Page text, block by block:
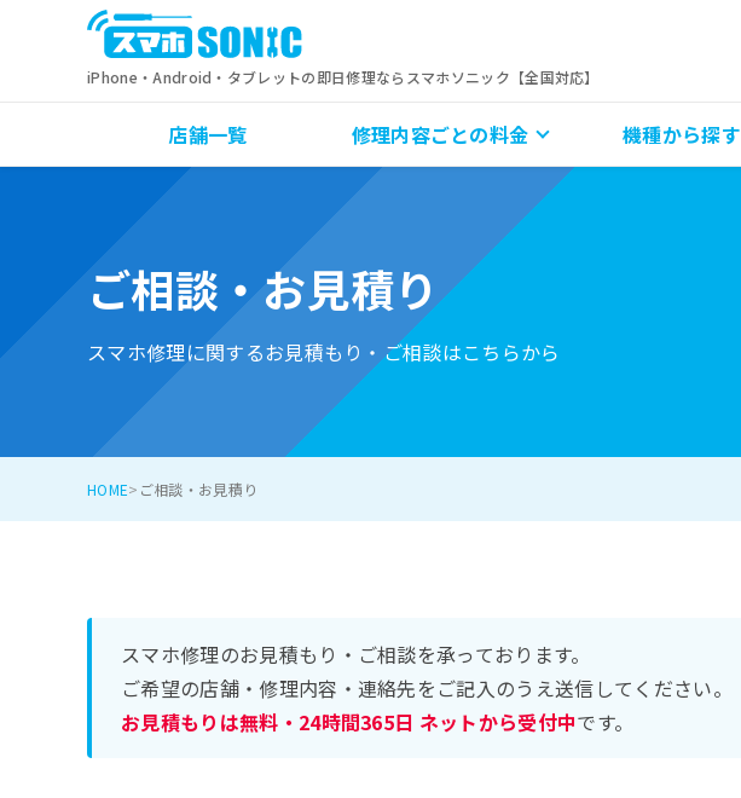
iPhone・Android・タブレットの即日修理ならスマホソニック【全国対応】
店舗一覧 修理内容ごとの料金 機種から探す
ご相談・お見積り
スマホ修理に関するお見積もり・ご相談はこちらから
HOME ご相談・お見積り
スマホ修理のお見積もり・ご相談を承っております。
ご希望の店舗・修理内容・連絡先をご記入のうえ送信してください。
お見積もりは無料・24時間365日 ネットから受付中です。